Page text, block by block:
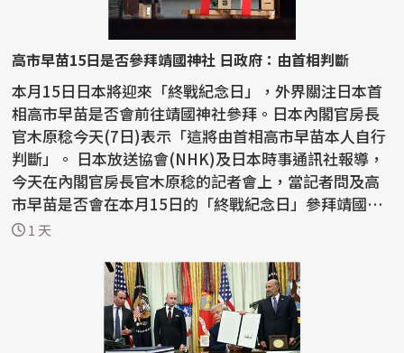
高市早苗15日是否參拜靖國神社 日政府：由首相判斷
本月15日日本將迎來「終戰紀念日」，外界關注日本首
相高市早苗是否會前往靖國神社參拜。日本內閣官房長
官木原稔今天(7日)表示「這將由首相高市早苗本人自行
判斷」。 日本放送協會(NHK)及日本時事通訊社報導，
今天在內閣官房長官木原稔的記者會上，當記者問及高
市早苗是否會在本月15日的「終戰紀念日」參拜靖國神
社，...
1 天